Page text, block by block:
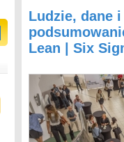
Ludzie, dane
Lean | Six